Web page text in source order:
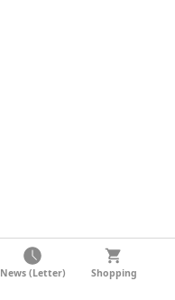
News (Letter) Shopping